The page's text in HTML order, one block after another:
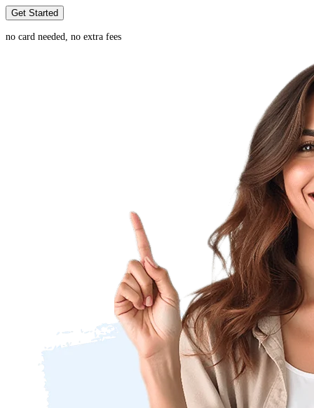
Get Started
no card needed, no extra fees